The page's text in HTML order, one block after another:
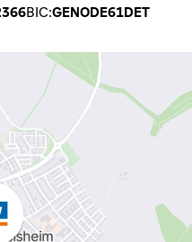
BIC:GENODE61DET